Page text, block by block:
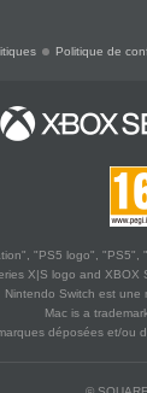
Politique de
"PS5 logo",
X|S logo and
Nintendo Switch est une
Mac is a
déposées et/ou